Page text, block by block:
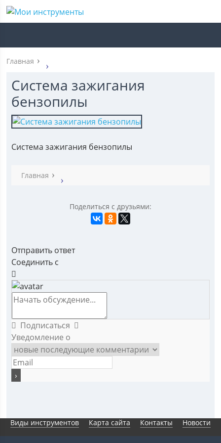
Главная
Система зажигания
бензопилы
Система зажигания бензопилы
Главная
Поделиться с друзьями:
Отправить ответ
Соединить с
Подписаться
Уведомление о
Виды инструментов Карта сайта Контакты Новости